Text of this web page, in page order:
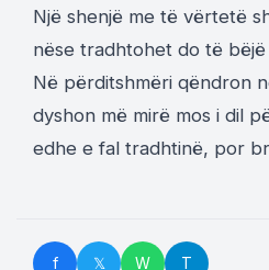
Një shenjë me të vërtetë
nëse tradhtohet do të
Në përditshmëri qëndron
dyshon më mirë mos i dil
edhe e fal tradhtinë, por
f 𝕏 W T